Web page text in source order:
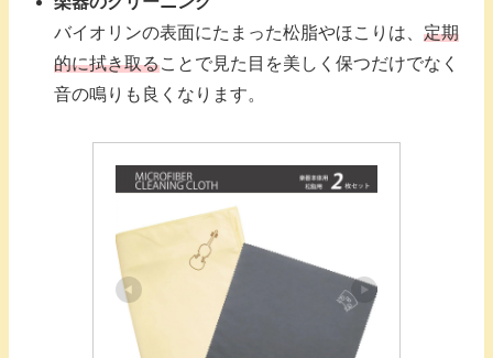
バイオリンの表面にたまった松脂やほこりは、定期
的に拭き取ることで見た目を美しく保つだけでなく
音の鳴りも良くなります。